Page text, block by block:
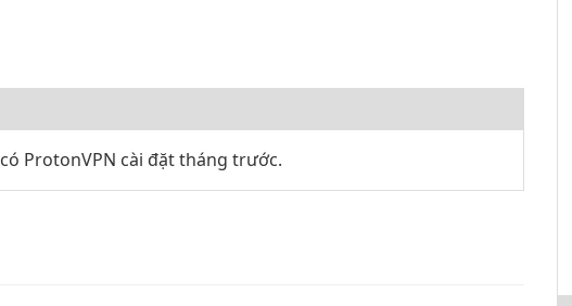
có ProtonVPN cài đặt tháng trước.